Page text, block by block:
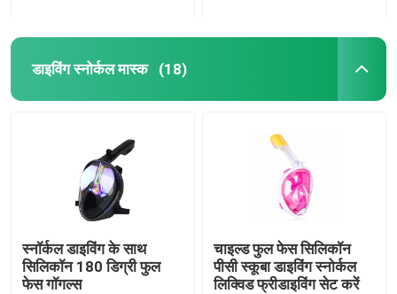
डाइविंग स्नोर्कल मास्क (18)
स्नॉर्कल डाइविंग के साथ
सिलिकॉन 180 डिग्री फुल
फेस गॉगल्स
चाइल्ड फुल फेस सिलिकॉन
पीसी स्कूबा डाइविंग स्नोर्कल
लिक्विड फ्रीडाइविंग सेट करें